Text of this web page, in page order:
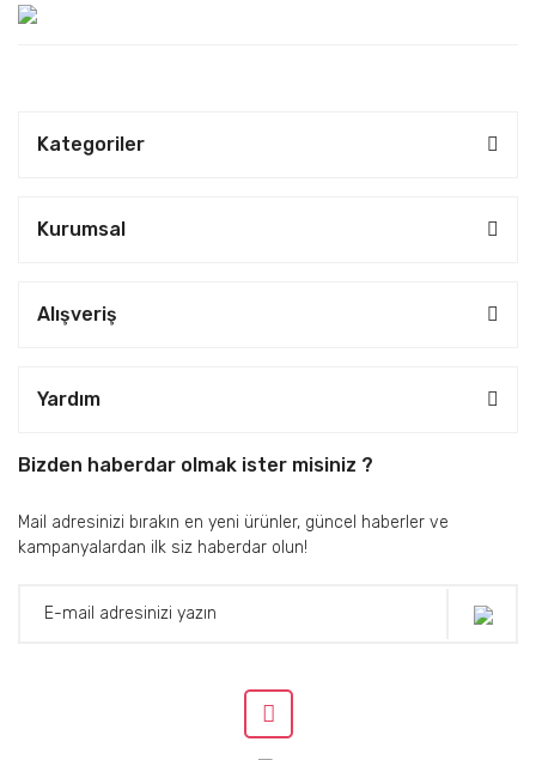
Kategoriler
Kurumsal
Alışveriş
Yardım
Bizden haberdar olmak ister misiniz ?
Mail adresinizi bırakın en yeni ürünler, güncel haberler ve
kampanyalardan ilk siz haberdar olun!